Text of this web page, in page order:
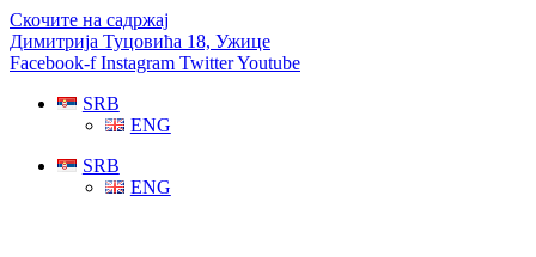
Скочите на садржај
Димитрија Туцовића 18, Ужице
Facebook-f Instagram TwitterYoutube
SRB
ENG
SRB
ENG